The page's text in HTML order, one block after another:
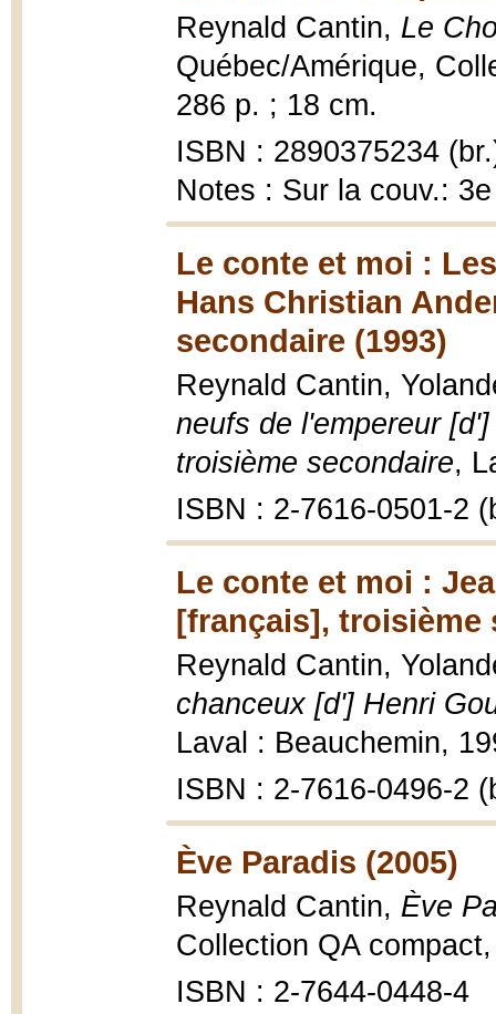
Reynald Cantin, Le
Québec/Amérique,
286 p. ; 18 cm.
ISBN : 2890375234
Notes : Sur la couv.:
Le conte et moi :
Hans Christian
secondaire (1993)
Reynald Cantin,
neufs de l'empereur
troisième secondaire,
ISBN : 2-7616-0501-2
Le conte et moi :
[français], troisième
Reynald Cantin,
chanceux [d'] Henri
Laval : Beauchemin,
ISBN : 2-7616-0496-2
Ève Paradis (2005)
Reynald Cantin, Ève
Collection QA
ISBN : 2-7644-0448-4